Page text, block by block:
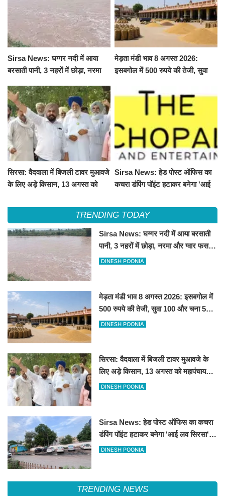
Sirsa News: घग्गर नदी में आया
बरसाती पानी, 3 नहरों में छोड़ा, नरमा
मेड़ता मंडी भाव 8 अगस्त 2026:
इसबगोल में 500 रुपये की तेजी, सुवा
सिरसा: वैदवाला में बिजली टावर मुआवजे
के लिए अड़े किसान, 13 अगस्त को
Sirsa News: हेड पोस्ट ऑफिस का
कचरा डंपिंग पॉइंट हटाकर बनेगा 'आई
TRENDING TODAY
Sirsa News: घग्गर नदी में आया बरसाती
पानी, 3 नहरों में छोड़ा, नरमा और ग्वार फसल
को फायदा
DINESH POONIA
मेड़ता मंडी भाव 8 अगस्त 2026: इसबगोल में
500 रुपये की तेजी, सुवा 100 और चना 50
रूपए मंदे
DINESH POONIA
सिरसा: वैदवाला में बिजली टावर मुआवजे के
लिए अड़े किसान, 13 अगस्त को महापंचायत
का ऐलान
DINESH POONIA
Sirsa News: हेड पोस्ट ऑफिस का कचरा
डंपिंग पॉइंट हटाकर बनेगा 'आई लव सिरसा'
सेल्फी पॉइंट
DINESH POONIA
TRENDING NEWS